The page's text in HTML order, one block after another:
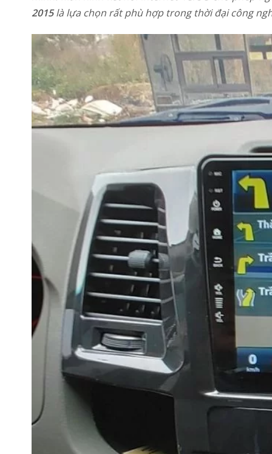
2015là lựa chọn rất phù hợp trong thời đại công